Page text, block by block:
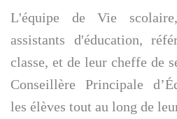
L'équipe de Vie
assistants d'éducation,
classe, et de leur cheffe de
Conseillère Principale
les élèves tout au long de